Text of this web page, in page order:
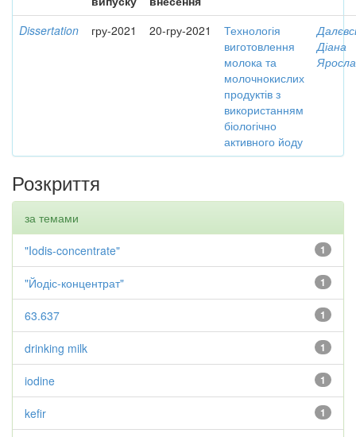
Dissertation гру-2021 20-гру-2021
Технологія
виготовлення
молока та
молочнокислих
продуктів з
використанням
біологічно
активного йоду
Діана
Розкриття
за темами
1
"Iodis-concentrate"
1
"Йодіс-концентрат"
1
63.637
1
drinking milk
1
iodine
1
kefir